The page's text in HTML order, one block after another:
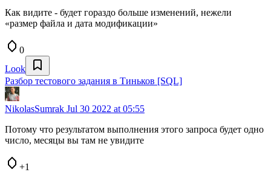
Как видите - будет гораздо больше изменений, нежели
«размер файла и дата модификации»
0
Look
Разбор тестового задания в Тиньков [SQL]
NikolasSumrak Jul 30 2022 at 05:55
Потому что результатом выполнения этого запроса будет одно
число, месяцы вы там не увидите
+1